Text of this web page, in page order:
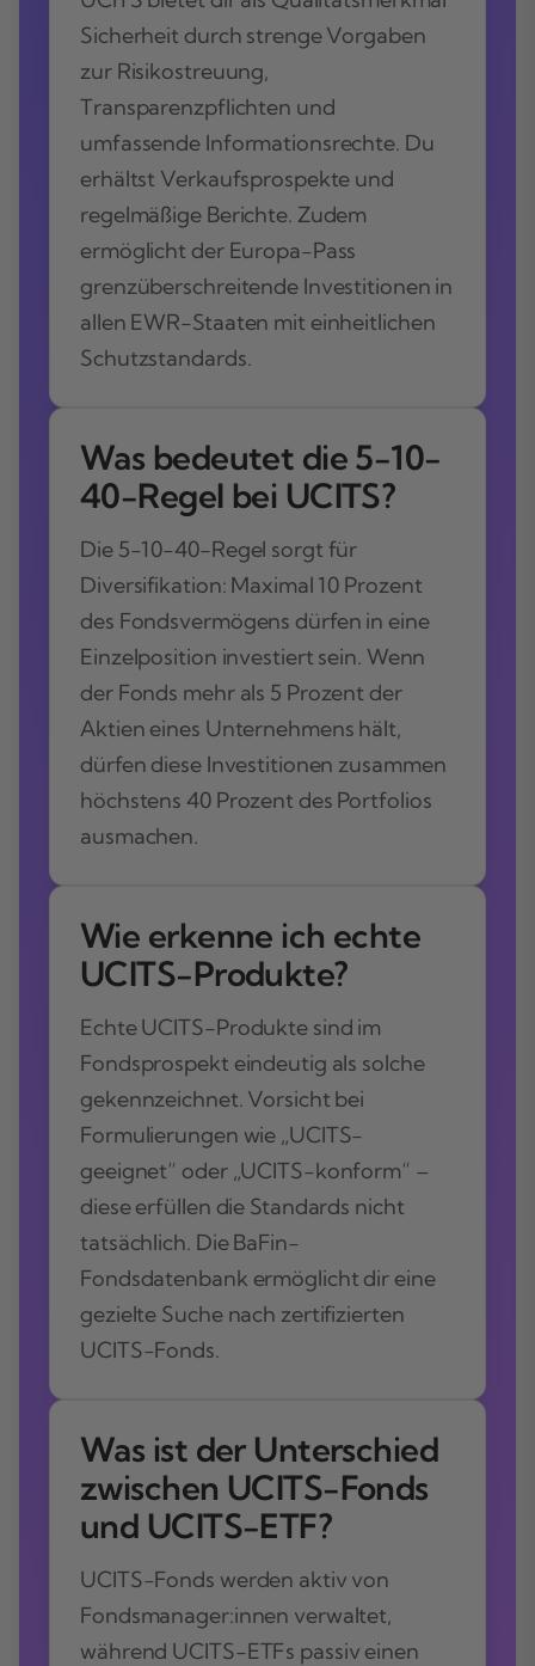
Sicherheit durch strenge Vorgaben
zur Risikostreuung,
Transparenzpflichten und
umfassende Informationsrechte. Du
erhältst Verkaufsprospekte und
regelmäßige Berichte. Zudem
ermöglicht der Europa-Pass
grenzüberschreitende Investitionen in
allen EWR-Staaten mit einheitlichen
Schutzstandards.
Was bedeutet die 5-10-
40-Regel bei UCITS?
Die 5-10-40-Regel sorgt für
Diversifikation: Maximal 10 Prozent
des Fondsvermögens dürfen in eine
Einzelposition investiert sein. Wenn
der Fonds mehr als 5 Prozent der
Aktien eines Unternehmens hält,
dürfen diese Investitionen zusammen
höchstens 40 Prozent des Portfolios
ausmachen.
Wie erkenne ich echte
UCITS-Produkte?
Echte UCITS-Produkte sind im
Fondsprospekt eindeutig als solche
gekennzeichnet. Vorsicht bei
Formulierungen wie „UCITS-
geeignet“ oder „UCITS-konform“ –
diese erfüllen die Standards nicht
tatsächlich. Die BaFin-
Fondsdatenbank ermöglicht dir eine
gezielte Suche nach zertifizierten
UCITS-Fonds.
Was ist der Unterschied
zwischen UCITS-Fonds
und UCITS-ETF?
UCITS-Fonds werden aktiv von
Fondsmanager:innen verwaltet,
während UCITS-ETFs passiv einen